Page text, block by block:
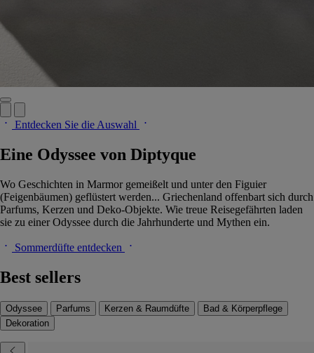
Entdecken Sie die Auswahl
Eine Odyssee von Diptyque
Wo Geschichten in Marmor gemeißelt und unter den Figuier
(Feigenbäumen) geflüstert werden... Griechenland offenbart sich durch
Parfums, Kerzen und Deko-Objekte. Wie treue Reisegefährten laden
sie zu einer Odyssee durch die Jahrhunderte und Mythen ein.
Sommerdüfte entdecken
Best sellers
Odyssee Parfums Kerzen & Raumdüfte
Bad & Körperpflege
Dekoration